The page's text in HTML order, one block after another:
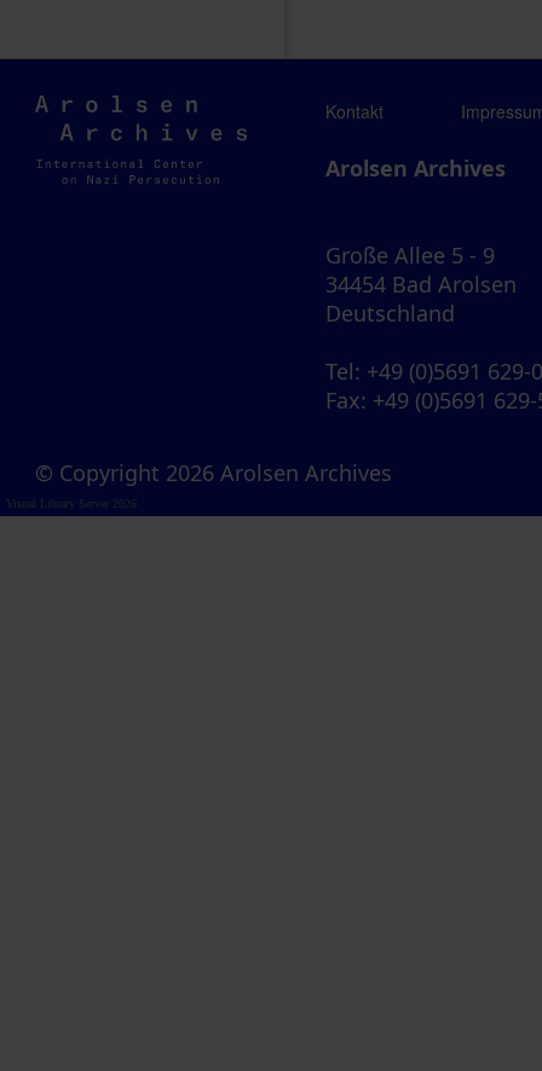
Arolsen
Archives
Kontakt
Arolsen Archives
Große Allee 5 - 9
34454 Bad Arolsen
Deutschland
Tel: +49 (0)5691 629-0
Fax: +49 (0)5691
© Copyright 2026 Arolsen Archives
Visual Library Server 2026